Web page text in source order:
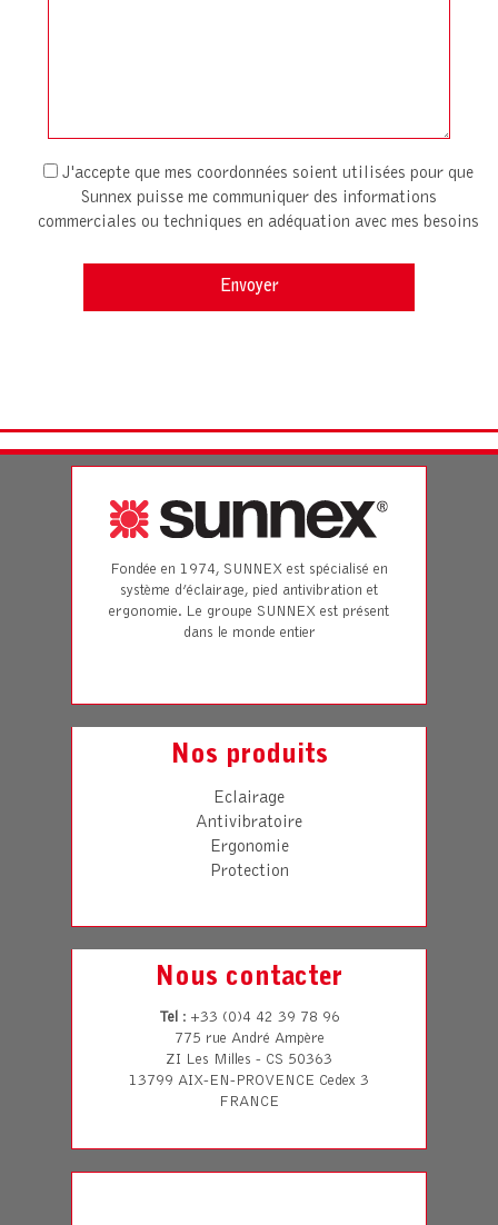
J'accepte que mes coordonnées soient utilisées pour que
Sunnex puisse me communiquer des informations
commerciales ou techniques en adéquation avec mes besoins
Fondée en 1974, SUNNEX est spécialisé en
système d’éclairage, pied antivibration et
ergonomie. Le groupe SUNNEX est présent
dans le monde entier
Nos produits
Eclairage
Antivibratoire
Ergonomie
Protection
Nous contacter
Tel : +33 (0)4 42 39 78 96
775 rue André Ampère
ZI Les Milles - CS 50363
13799 AIX-EN-PROVENCE Cedex 3
FRANCE